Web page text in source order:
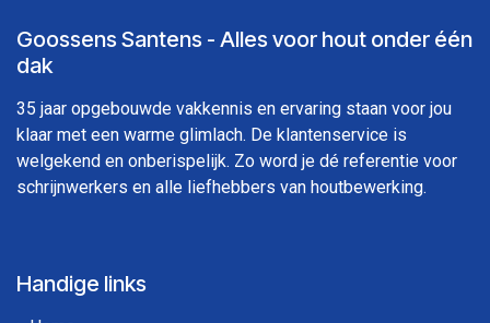
Goossens Santens - Alles voor hout onder één
dak
35 jaar opgebouwde vakkennis en ervaring staan voor jou
klaar met een warme glimlach. De klantenservice is
welgekend en onberispelijk. Zo word je dé referentie voor
schrijnwerkers en alle liefhebbers van houtbewerking.
Handige links